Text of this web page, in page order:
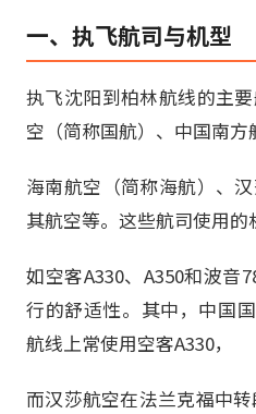
一、执飞航司与机型
执飞沈阳到柏林航线的主
空（简称国航）、中国南方
海南航空（简称海航）、
其航空等。这些航司使用的
如空客A330、A350和波音
行的舒适性。其中，中国
航线上常使用空客A330，
而汉莎航空在法兰克福中